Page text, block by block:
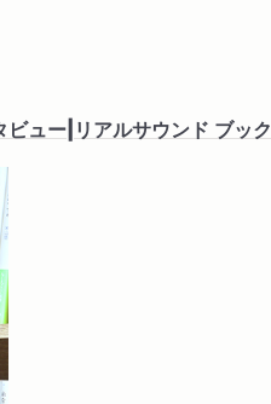
たほうが人生は面白くなる
楽、フィクション・歴史・恋
批評について考える」
ュー|リアルサウンド ブック